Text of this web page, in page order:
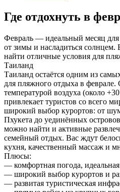
Где отдохнуть в
Февраль — идеальный месяц для
от зимы и насладиться
найти отличные условия для
Таиланд
Таиланд остаётся одним из
для пляжного отдыха в феврале.
температурой воздуха (около
привлекает туристов со всего
широкий выбор курортов: от
Пхукета до уединённых
можно найти и активные
семейный отдых. Вас ждут
кухня, качественный массаж и
Плюсы:
— комфортная погода,
— широкий выбор курортов и
— развитая туристическая